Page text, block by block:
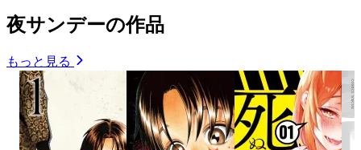
夜サンデーの作品
もっと見る